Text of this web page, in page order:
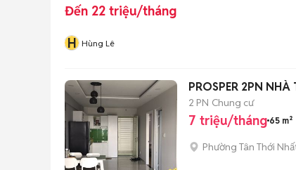
Đến 22 triệu/tháng
H Hùng Lê
PROSPER 2PN
2 PN Chung cư
7 triệu/tháng 65 m²
Phường Tân Thới